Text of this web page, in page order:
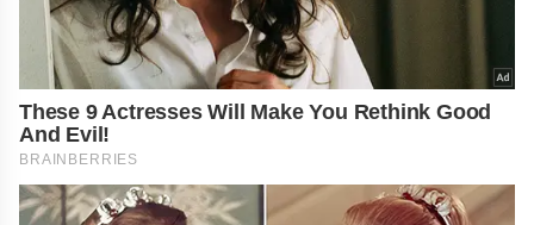
These 9 Actresses Will Make You Rethink Good
And Evil!
BRAINBERRIES